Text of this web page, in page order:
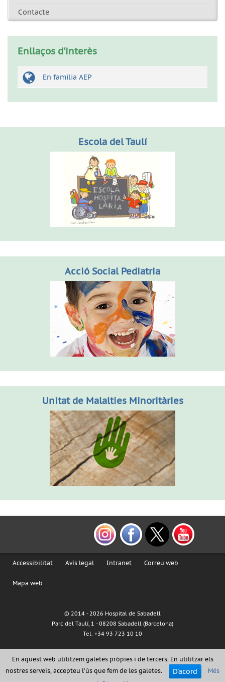
Contacte
Enllaços d'interès
En família AEP
Escola del Taulí
Acció Social Pediatria
Unitat de Malalties Minoritàries
Accessibilitat Avís legal Intranet Correu web
Mapa web
© 2014 -2026 Hospital de Sabadell
Parc del Taulí, 1 - 08208 Sabadell (Barcelona)
Tel. +34 93 723 10 10
En aquest web utilitzem galetes pròpies i de tercers. En utilitzar els
nostres serveis, accepteu l'ús que fem de les galetes.
D'acord
Més